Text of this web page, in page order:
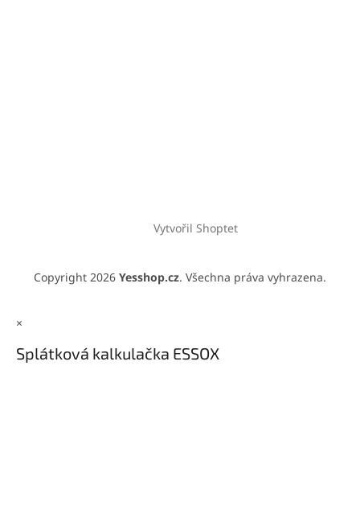
Vytvořil Shoptet
Copyright 2026 Yesshop.cz. Všechna práva vyhrazena.
×
Splátková kalkulačka ESSOX